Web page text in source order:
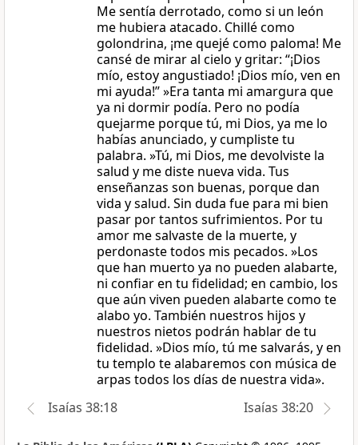
Me sentía derrotado, como si un león
me hubiera atacado. Chillé como
golondrina, ¡me quejé como paloma! Me
cansé de mirar al cielo y gritar: “¡Dios
mío, estoy angustiado! ¡Dios mío, ven en
mi ayuda!” »Era tanta mi amargura que
ya ni dormir podía. Pero no podía
quejarme porque tú, mi Dios, ya me lo
habías anunciado, y cumpliste tu
palabra. »Tú, mi Dios, me devolviste la
salud y me diste nueva vida. Tus
enseñanzas son buenas, porque dan
vida y salud. Sin duda fue para mi bien
pasar por tantos sufrimientos. Por tu
amor me salvaste de la muerte, y
perdonaste todos mis pecados. »Los
que han muerto ya no pueden alabarte,
ni confiar en tu fidelidad; en cambio, los
que aún viven pueden alabarte como te
alabo yo. También nuestros hijos y
nuestros nietos podrán hablar de tu
fidelidad. »Dios mío, tú me salvarás, y en
tu templo te alabaremos con música de
arpas todos los días de nuestra vida».
Isaías 38:18
Isaías 38:20